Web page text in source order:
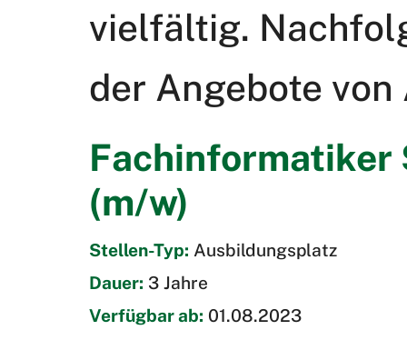
vielfältig.
der Angebote von
(m/w)
Stellen-Typ: Ausbildungsplatz
Dauer: 3 Jahre
Verfügbar ab: 01.08.2023